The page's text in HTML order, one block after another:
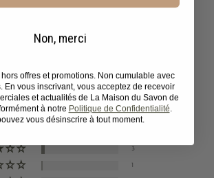
€
4.68 sur 5
Basé sur 56 avis
3
Non, merci
offres et promotions. Non cumulable avec
En vous inscrivant, vous acceptez de recevoir
et actualités de La Maison du Savon de
à notre Politique de Confidentialité.
vous désinscrire à tout moment.